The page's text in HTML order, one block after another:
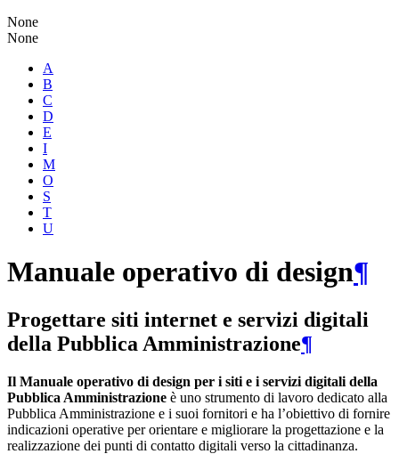
None
None
A
B
C
D
E
I
M
O
S
T
U
Manuale operativo di design¶
Progettare siti internet e servizi digitali
della Pubblica Amministrazione¶
Il Manuale operativo di design per i siti e i servizi digitali della
Pubblica Amministrazione è uno strumento di lavoro dedicato alla
Pubblica Amministrazione e i suoi fornitori e ha l’obiettivo di fornire
indicazioni operative per orientare e migliorare la progettazione e la
realizzazione dei punti di contatto digitali verso la cittadinanza.